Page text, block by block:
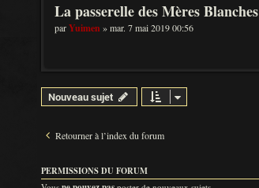
La passerelle des Mères Blanches
parYuimen» mar. 7 mai 2019 00:56
Nouveau sujet
Retourner à l’index du forum
PERMISSIONS DU FORUM